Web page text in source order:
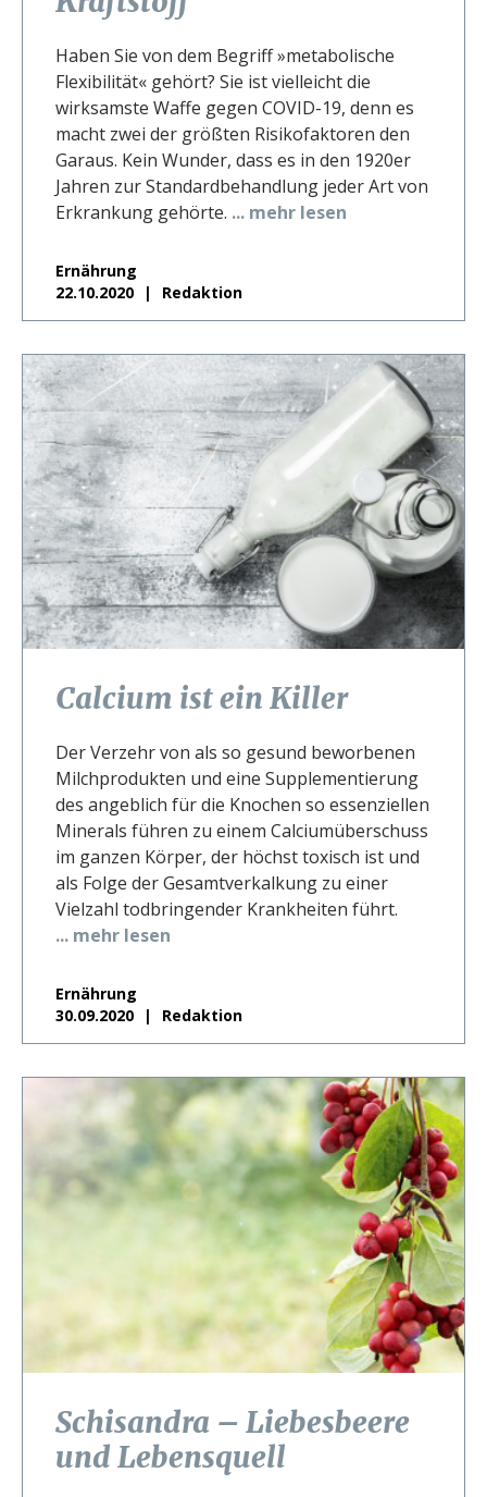
Haben Sie von dem Begriff »metabolische
Flexibilität« gehört? Sie ist vielleicht die
wirksamste Waffe gegen COVID-19, denn es
macht zwei der größten Risikofaktoren den
Garaus. Kein Wunder, dass es in den 1920er
Jahren zur Standardbehandlung jeder Art von
Erkrankung gehörte. ... mehr lesen
Ernährung
22.10.2020
Redaktion
Calcium ist ein Killer
Der Verzehr von als so gesund beworbenen
Milchprodukten und eine Supplementierung
des angeblich für die Knochen so essenziellen
Minerals führen zu einem Calciumüberschuss
im ganzen Körper, der höchst toxisch ist und
als Folge der Gesamtverkalkung zu einer
Vielzahl todbringender Krankheiten führt.
... mehr lesen
Ernährung
30.09.2020
Redaktion
Schisandra – Liebesbeere
und Lebensquell